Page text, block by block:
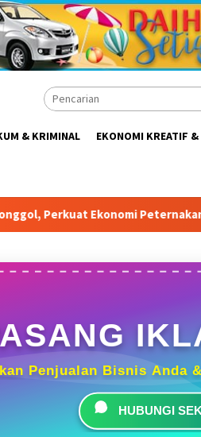
& KRIMINAL EKONOMI KREATIF &
dan Dukung Pengembangan
Penjualan Bisnis Anda
HUBUNGI